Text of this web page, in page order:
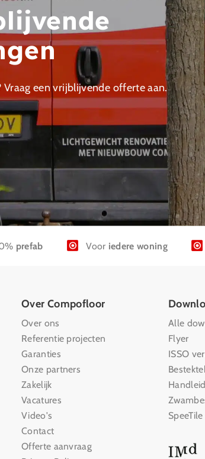
een vrijblijvende offerte aan.
prefab Voor iedere woning
Over Compofloor
Over ons
Referentie projecten
Garanties
Onze partners
Zakelijk
Vacatures
Video's
Contact
Offerte aanvraag
Alle
Flyer
ISSO
SpeeTile